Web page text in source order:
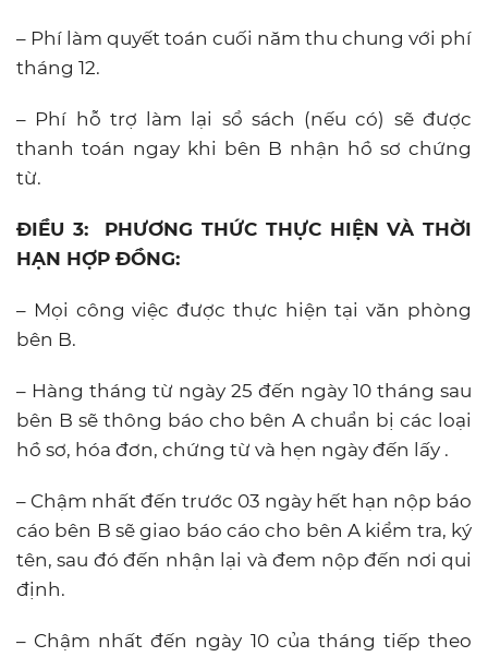
– Phí làm quyết toán cuối năm thu chung với phí
tháng 12.
– Phí hỗ trợ làm lại sổ sách (nếu có) sẽ được
thanh toán ngay khi bên B nhận hồ sơ chứng
từ.
ĐIỀU 3: PHƯƠNG THỨC THỰC HIỆN VÀ THỜI
HẠN HỢP ĐỒNG:
– Mọi công việc được thực hiện tại văn phòng
bên B.
– Hàng tháng từ ngày 25 đến ngày 10 tháng sau
bên B sẽ thông báo cho bên A chuẩn bị các loại
hồ sơ, hóa đơn, chứng từ và hẹn ngày đến lấy .
– Chậm nhất đến trước 03 ngày hết hạn nộp báo
cáo bên B sẽ giao báo cáo cho bên A kiểm tra, ký
tên, sau đó đến nhận lại và đem nộp đến nơi qui
định.
– Chậm nhất đến ngày 10 của tháng tiếp theo